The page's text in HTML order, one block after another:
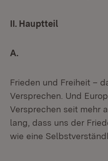
II. Hauptteil
A.
Frieden und Freiheit –
Versprechen. Und
Versprechen seit mehr
lang, dass uns der
wie eine